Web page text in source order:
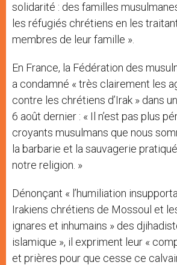
solidarité : des familles
les réfugiés chrétiens en les
membres de leur famille ».
En France, la Fédération des
a condamné « très clairement les
contre les chrétiens d’Irak » dans
6 août dernier : « Il n’est pas plus
croyants musulmans que nous
la barbarie et la sauvagerie
notre religion. »
Dénonçant « l’humiliation
Irakiens chrétiens de Mossoul et
ignares et inhumains » des
islamique », il expriment leur «
et prières pour que cesse ce